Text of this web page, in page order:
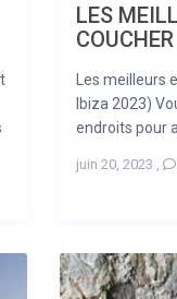
LES
Les meilleurs
Ibiza 2023)
endroits pour
juin 20, 2023